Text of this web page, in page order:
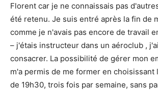
Florent car je ne connaissais pas
été retenu. Je suis entré après la fin de
comme je n'avais pas encore de travail
– j'étais instructeur dans un aéroclub ,
consacrer. La possibilité de gérer mon
m'a permis de me former en choisissant
de 19h30, trois fois par semaine, sans